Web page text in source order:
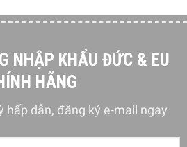
dễ
NHẬP KHẨU ĐỨC & EU
HÃNG
hấp dẫn, đăng ký e-mail ngay